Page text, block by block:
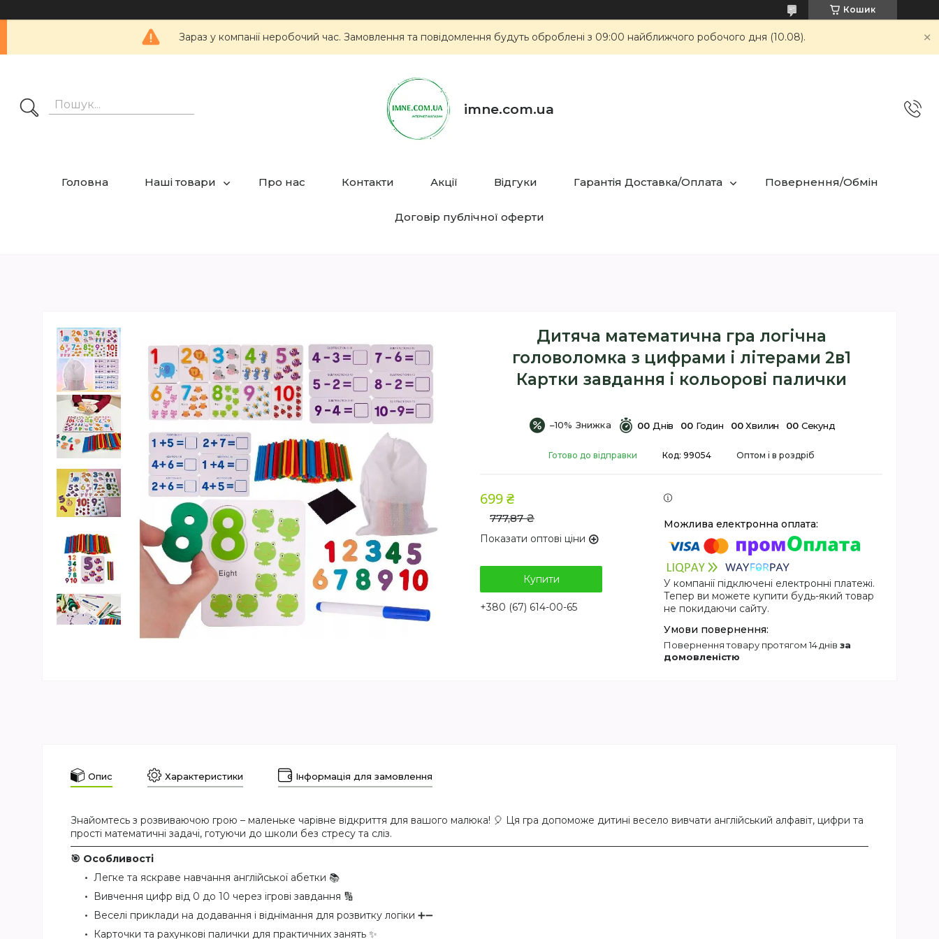
Кошик
Зараз у компанії неробочий час. Замовлення та повідомлення будуть оброблені з 09:00 найближчого робочого дня (10.08).
imne.com.ua
Головна Наші товари Про нас Контакти Акції Відгуки Гарантія Доставка/Оплата Повернення/Обмін
Договір публічної оферти
Дитяча математична гра логічна
головоломка з цифрами і літерами 2в1
Картки завдання і кольорові палички
–10% 00 Днів 00 Годин 00 Хвилин 00 Секунд
Готово до відправки Оптом і в роздріб
Код: 99054
777,87 ₴
699 ₴
Показати оптові ціни
Купити
+380 (67) 614-00-65
У компанії підключені електронні платежі.
Тепер ви можете купити будь-який товар
не покидаючи сайту.
повернення товару протягом 14 днів за
домовленістю
Опис Характеристики Інформація для замовлення
Знайомтесь з розвиваючою грою – маленьке чарівне відкриття для вашого малюка! 🎈 Ця гра допоможе дитині весело вивчати англійський алфавіт, цифри та
прості математичні задачі, готуючи до школи без стресу та сліз.
🎯 Особливості
Легке та яскраве навчання англійської абетки 📚
Вивчення цифр від 0 до 10 через ігрові завдання 🔢
Веселі приклади на додавання і віднімання для розвитку логіки ➕➖
Карточки та рахункові палички для практичних занять ✨